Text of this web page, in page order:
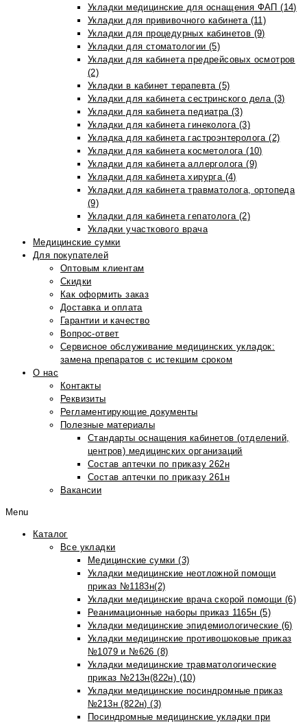
Укладки медицинские для оснащения ФАП (14)
Укладки для прививочного кабинета (11)
Укладки для процедурных кабинетов (9)
Укладки для стоматологии (5)
Укладки для кабинета предрейсовых осмотров
(2)
Укладки в кабинет терапевта (5)
Укладки для кабинета сестринского дела (3)
Укладки для кабинета педиатра (3)
Укладки для кабинета гинеколога (3)
Укладка для кабинета гастроэнтеролога (2)
Укладки для кабинета косметолога (10)
Укладки для кабинета аллерголога (9)
Укладки для кабинета хирурга (4)
Укладки для кабинета травматолога, ортопеда
(9)
Укладки для кабинета гепатолога (2)
Укладки участкового врача
Медицинские сумки
Для покупателей
Оптовым клиентам
Скидки
Как оформить заказ
Доставка и оплата
Гарантии и качество
Вопрос-ответ
Сервисное обслуживание медицинских укладок:
замена препаратов с истекшим сроком
О нас
Контакты
Реквизиты
Регламентирующие документы
Полезные материалы
Стандарты оснащения кабинетов (отделений,
центров) медицинских организаций
Состав аптечки по приказу 262н
Состав аптечки по приказу 261н
Вакансии
Menu
Каталог
Все укладки
Медицинские сумки (3)
Укладки медицинские неотложной помощи
приказ №1183н(2)
Укладки медицинские врача скорой помощи (6)
Реанимационные наборы приказ 1165н (5)
Укладки медицинские эпидемиологические (6)
Укладки медицинские противошоковые приказ
№1079 и №626 (8)
Укладки медицинские травматологические
приказ №213н(822н) (10)
Укладки медицинские посиндромные приказ
№213н (822н) (3)
Посиндромные медицинские укладки при